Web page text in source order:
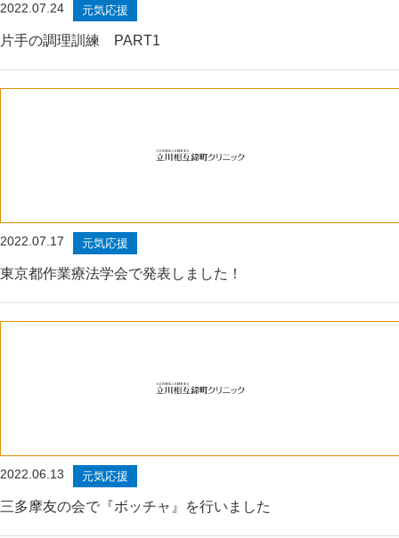
2022.07.24 元気応援
片手の調理訓練 PART1
2022.07.17 元気応援
東京都作業療法学会で発表しました！
2022.06.13 元気応援
三多摩友の会で『ボッチャ』を行いました